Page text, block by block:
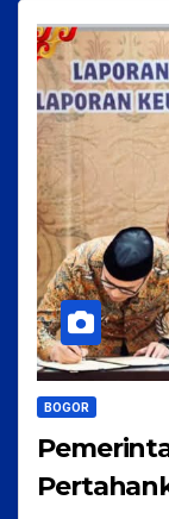
BOGOR